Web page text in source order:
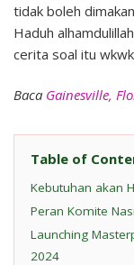
tidak boleh
Haduh
cerita soal itu
Baca Gainesville,
Table of
Kebutuhan akan
Peran Komite
Launching
2024